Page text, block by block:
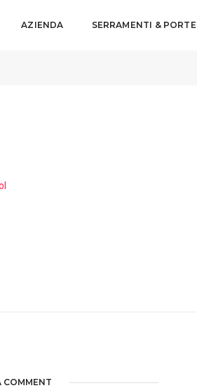
AZIENDA SERRAMENTI & PORTE
da-letto-
COMMENT